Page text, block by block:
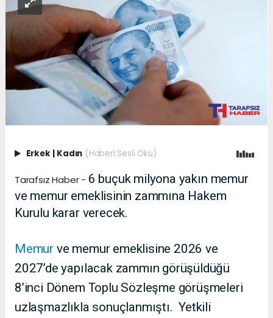
Erkek | Kadın (Haberi Sesli Oku)
Tarafsız Haber - 6 buçuk milyona yakın memur
ve memur emeklisinin zammına Hakem
Kurulu karar verecek.
Memur ve memur emeklisine 2026 ve
2027’de yapılacak zammın görüşüldüğü
8’inci Dönem Toplu Sözleşme görüşmeleri
uzlaşmazlıkla sonuçlanmıştı. Yetkili